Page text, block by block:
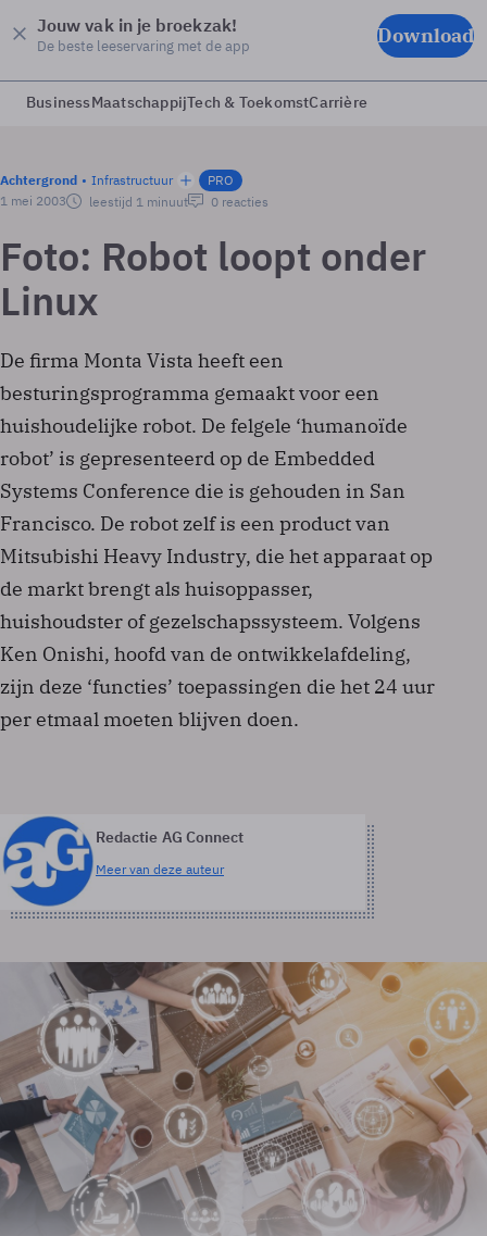
Jouw vak in je broekzak!
De beste leeservaring met de app Download
BusinessMaatschappijTech & ToekomstCarrière
Achtergrond Infrastructuur
PRO
1 mei 2003
leestijd 1 minuut 0 reacties
Foto: Robot loopt onder
Linux
De firma Monta Vista heeft een
besturingsprogramma gemaakt voor een
huishoudelijke robot. De felgele ‘humanoïde
robot’ is gepresenteerd op de Embedded
Systems Conference die is gehouden in San
Francisco. De robot zelf is een product van
Mitsubishi Heavy Industry, die het apparaat op
de markt brengt als huisoppasser,
huishoudster of gezelschapssysteem. Volgens
Ken Onishi, hoofd van de ontwikkelafdeling,
zijn deze ‘functies’ toepassingen die het 24 uur
per etmaal moeten blijven doen.
Redactie AG Connect
Meer van deze auteur